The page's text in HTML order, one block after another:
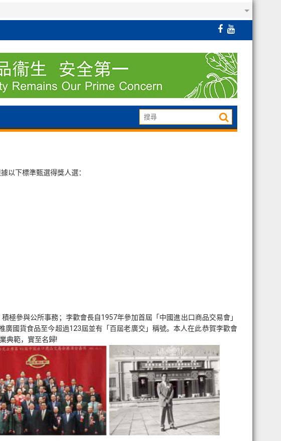
以下標準甄選得獎人選：
極參與公所事務；李歡會長自1957年參加首屆「中國進出口商品交易會」
廣國貨食品至今超過123屆並有「百屆老廣交」稱號。本人在此恭賀李歡會
典範，實至名歸!